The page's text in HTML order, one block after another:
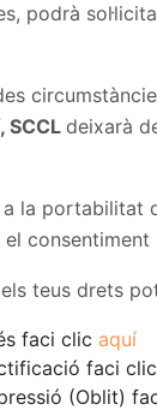
podrà
SCCL deixarà
la portabilitat
consentiment
teus drets
faci clic aquí
faci clic
(Oblit)